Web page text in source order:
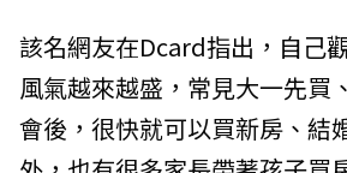
該名網友在Dcard指出，自己
風氣越來越盛，常見大一先買
會後，很快就可以買新房、結